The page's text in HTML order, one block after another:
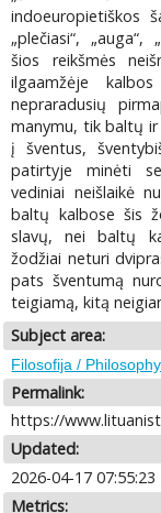
indoeuropietiškos
„plečiasi“,
šios reikšmės
ilgaamžėje
nepraradusių
manymu, tik baltų
į šventus,
patirtyje minėti
vediniai neišlaikė
baltų kalbose šis
slavų, nei baltų
žodžiai neturi
pats šventumą
teigiamą, kitą
Subject area:
Filosofija / Philosophy
Permalink:
https://
Updated:
2026-04-17 07:55:23
Metrics: